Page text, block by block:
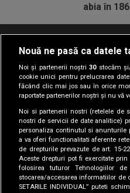
Nouă ne pasă ca datele
Noi și partenerii noștri30stocăm
cookie unici pentru prelucrarea
făcând clic mai jos sau în orice
raportate partenerilor noștri și nu vă
Noi si partenerii nostri (retelele de
nostri de servicii de date analitice)
personaliza continutul si anunturile
a va oferi functionalitati aferente
de drepturile prevazute de art. 15-
Aceste drepturi pot fi exercitate
folosirea tuturor Tehnologiilor
stocarea/accesarea informatiilor de
SETARILE INDIVIDUAL” puteti